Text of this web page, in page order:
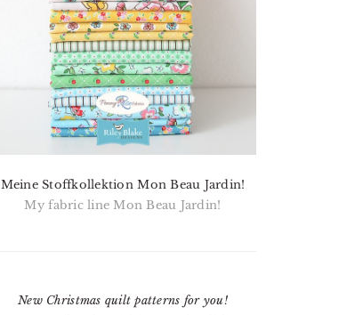
Meine Stoffkollektion Mon Beau Jardin!
My fabric line Mon Beau Jardin!
New Christmas quilt patterns for you!